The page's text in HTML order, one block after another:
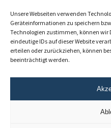
Unsere Webseiten verwenden
Geräteinformationen zu speichern
Technologien zustimmen, können wir
eindeutige IDs auf dieser Website
erteilen oder zurückziehen, können
beeinträchtigt werden.
Cookie-Richtlinie (EU)